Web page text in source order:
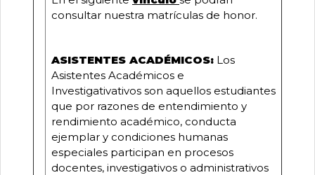
consultar nuestra matrículas de honor.
ASISTENTES ACADÉMICOS: Los
Asistentes Académicos e
Investigativativos son aquellos estudiantes
que por razones de entendimiento y
rendimiento académico, conducta
ejemplar y condiciones humanas
especiales participan en procesos
docentes, investigativos o administrativos